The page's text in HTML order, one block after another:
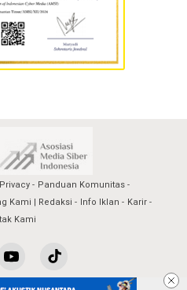
Panduan Komunitas
Kami | Redaksi Info Iklan
Karir
Kami